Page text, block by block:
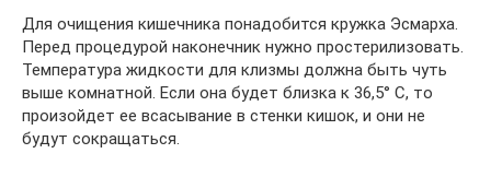
Для очищения кишечника понадобится кружка Эсмарха.
Перед процедурой наконечник нужно простерилизовать.
Температура жидкости для клизмы должна быть чуть
выше комнатной. Если она будет близка к 36,5° C, то
произойдет ее всасывание в стенки кишок, и они не
будут сокращаться.